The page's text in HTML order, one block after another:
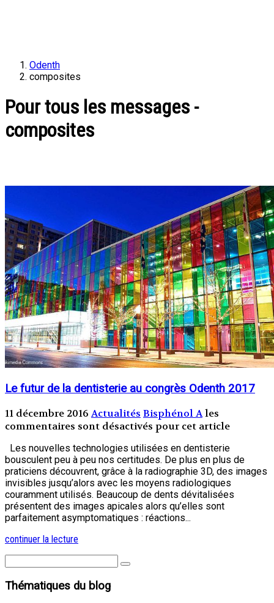
Odenth
composites
Pour tous les messages -
composites
Le futur de la dentisterie au congrès Odenth 2017
11 décembre 2016 Actualités Bisphénol Ales
commentaires sont désactivés pour cet article
Les nouvelles technologies utilisées en dentisterie
bousculent peu à peu nos certitudes. De plus en plus de
praticiens découvrent, grâce à la radiographie 3D, des images
invisibles jusqu’alors avec les moyens radiologiques
couramment utilisés. Beaucoup de dents dévitalisées
présentent des images apicales alors qu’elles sont
parfaitement asymptomatiques : réactions...
continuer la lecture
Thématiques du blog